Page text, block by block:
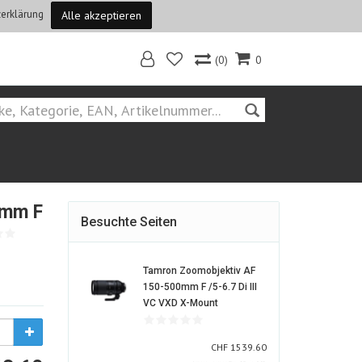
Alle akzeptieren
0
(0)
F
Besuchte Seiten
Tamron Zoomobjektiv AF
150-500mm F /5-6.7 Di III
VC VXD X-Mount1457016-
CHF CHF
1539.60